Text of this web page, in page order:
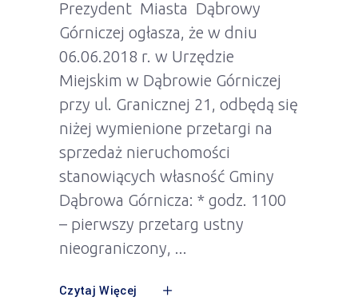
Prezydent Miasta Dąbrowy
Górniczej ogłasza, że w dniu
06.06.2018 r. w Urzędzie
Miejskim w Dąbrowie Górniczej
przy ul. Granicznej 21, odbędą się
niżej wymienione przetargi na
sprzedaż nieruchomości
stanowiących własność Gminy
Dąbrowa Górnicza: * godz. 1100
– pierwszy przetarg ustny
nieograniczony,
Czytaj Więcej